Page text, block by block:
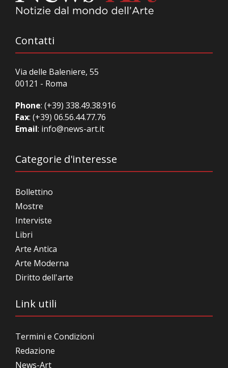
Contatti
Via delle Baleniere, 55
00121 - Roma
Phone: (+39) 338.49.38.916
Fax: (+39) 06.56.44.77.76
Email: info@news-art.it
Categorie d'interesse
Bollettino
Mostre
Interviste
Libri
Arte Antica
Arte Moderna
Diritto dell'arte
Link utili
Termini e Condizioni
Redazione
News-Art